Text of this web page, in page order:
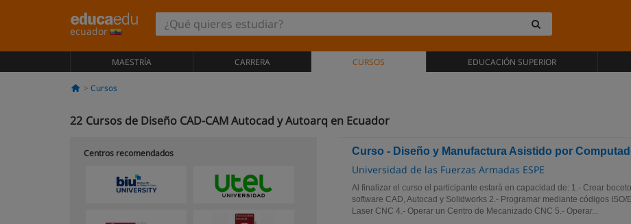
ecuador
MAESTRÍA CARRERA CURSOS EDUCACIÓN SUPERIOR
Cursos
22 Cursos de Diseño CAD-CAM Autocad y Autoarq en Ecuador
Curso - Diseño y Manufactura Asistido por
Universidad de las Fuerzas Armadas ESPE
Al finalizar el curso el participante estará en capacidad de: 1.- Crear
software CAD, Autocad y Solidworks 2.- Programar mediante códigos ISO/
Laser CNC 4.- Operar un Centro de Mecanizado CNC 5.- Operar...
Centros recomendados